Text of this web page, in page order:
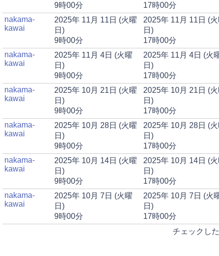
9時00分
17時00分
nakama-
kawai
2025年 11月 11日 (火曜
日)
9時00分
2025年 11月 11日 (
日)
17時00分
nakama-
kawai
2025年 11月 4日 (火曜
日)
9時00分
2025年 11月 4日 (火
日)
17時00分
nakama-
kawai
2025年 10月 21日 (火曜
日)
9時00分
2025年 10月 21日 (
日)
17時00分
nakama-
kawai
2025年 10月 28日 (火曜
日)
9時00分
2025年 10月 28日 (
日)
17時00分
nakama-
kawai
2025年 10月 14日 (火曜
日)
9時00分
2025年 10月 14日 (
日)
17時00分
nakama-
kawai
2025年 10月 7日 (火曜
日)
9時00分
2025年 10月 7日 (火
日)
17時00分
チェックし